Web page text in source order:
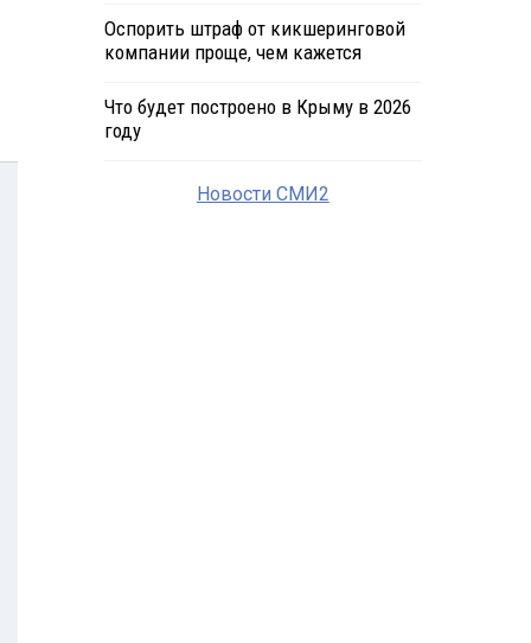
Оспорить штраф от кикшеринговой
компании проще, чем кажется
Что будет построено в Крыму в 2026
году
Новости СМИ2